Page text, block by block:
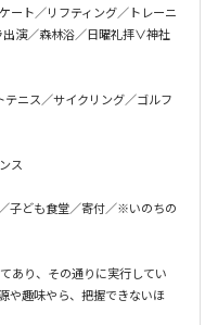
ート／リフティング／トレーニ
出演／森林浴／日曜礼拝∨神社
ニス／サイクリング／ゴルフ
ス
子ども食堂／寄付／※いのちの
あり、その通りに実行してい
や趣味やら、把握できないほ